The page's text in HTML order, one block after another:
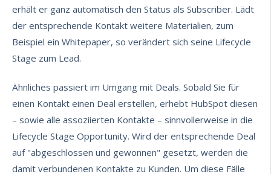
erhält er ganz automatisch den Status als Subscriber. Lädt
der entsprechende Kontakt weitere Materialien, zum
Beispiel ein Whitepaper, so verändert sich seine Lifecycle
Stage zum Lead.
Ähnliches passiert im Umgang mit Deals. Sobald Sie für
einen Kontakt einen Deal erstellen, erhebt HubSpot diesen
– sowie alle assoziierten Kontakte – sinnvollerweise in die
Lifecycle Stage Opportunity. Wird der entsprechende Deal
auf "abgeschlossen und gewonnen" gesetzt, werden die
damit verbundenen Kontakte zu Kunden. Um diese Fälle